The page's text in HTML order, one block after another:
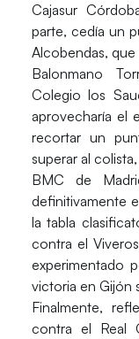
Cajasur
parte, cedía un
Alcobendas,
Balonmano
Colegio los
aprovecharía el
recortar un
superar al
BMC de
definitivamente
la tabla
contra el
experimentado
victoria en Gijón
Finalmente,
contra el Real